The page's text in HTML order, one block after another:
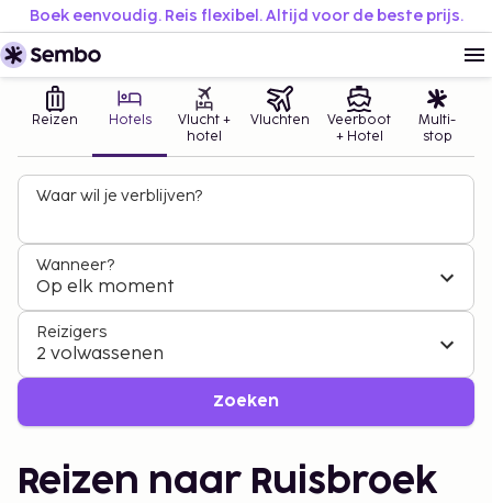
Boek eenvoudig. Reis flexibel. Altijd voor de beste prijs.
Reizen Hotels
Vlucht +
hotel
Vluchten
Veerboot
+ Hotel
Multi-
stop
Waar wil je verblijven?
Wanneer?
Op elk moment
Reizigers
2 volwassenen
Zoeken
Reizen naar Ruisbroek